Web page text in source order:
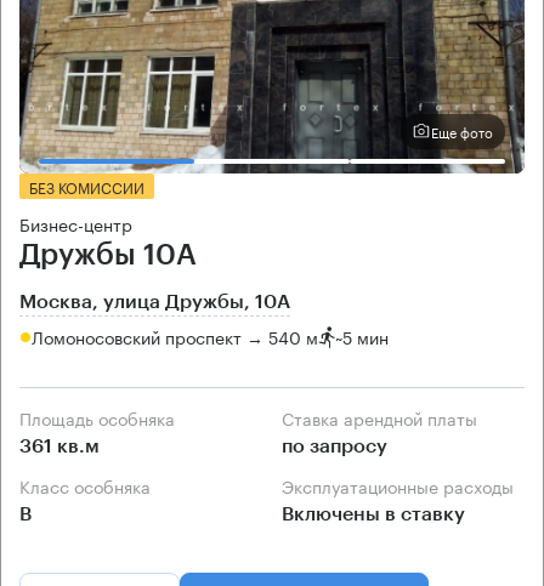
Еще фото
БЕЗ КОМИССИИ
Бизнес-центр
Дружбы 10А
Москва, улица Дружбы, 10А
Ломоносовский проспект → 540 м ~5 мин
Площадь особняка
361 кв.м
Ставка арендной платы
по запросу
Класс особняка
B
Эксплуатационные расходы
Включены в ставку